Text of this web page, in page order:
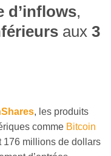
d’inflows,
aux 3
, les produits
comme Bitcoin
176 millions de dollars